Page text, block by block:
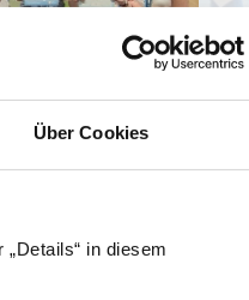
Über Cookies
in diesem